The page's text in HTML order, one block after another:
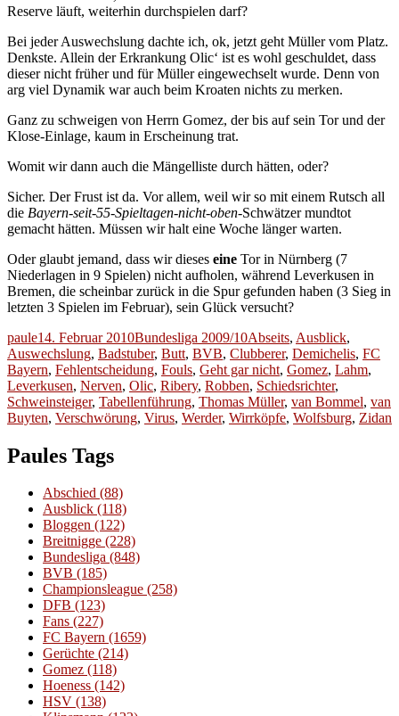
Reserve läuft, weiterhin durchspielen darf?
Bei jeder Auswechslung dachte ich, ok, jetzt geht Müller vom Platz.
Denkste. Allein der Erkrankung Olic‘ ist es wohl geschuldet, dass
dieser nicht früher und für Müller eingewechselt wurde. Denn von
arg viel Dynamik war auch beim Kroaten nichts zu merken.
Ganz zu schweigen von Herrn Gomez, der bis auf sein Tor und der
Klose-Einlage, kaum in Erscheinung trat.
Womit wir dann auch die Mängelliste durch hätten, oder?
Sicher. Der Frust ist da. Vor allem, weil wir so mit einem Rutsch all
die Bayern-seit-55-Spieltagen-nicht-oben-Schwätzer mundtot
gemacht hätten. Müssen wir halt eine Woche länger warten.
Oder glaubt jemand, dass wir dieses eine Tor in Nürnberg (7
Niederlagen in 9 Spielen) nicht aufholen, während Leverkusen in
Bremen, die scheinbar zurück in die Spur gefunden haben (3 Sieg in
letzten 3 Spielen im Februar), sein Glück versucht?
Autor
pauleVeröffentlicht
am
14. Februar 2010Kategorien
Bundesliga 2009/10Schlagwörter
Abseits, Ausblick,
Auswechslung, Badstuber, Butt, BVB, Clubberer, Demichelis, FC
Bayern, Fehlentscheidung, Fouls, Geht gar nicht, Gomez, Lahm,
Leverkusen, Nerven, Olic, Ribery, Robben, Schiedsrichter,
Schweinsteiger, Tabellenführung, Thomas Müller, van Bommel, van
Buyten, Verschwörung, Virus, Werder, Wirrköpfe, Wolfsburg, Zidan
Paules Tags
Abschied (88)
Ausblick (118)
Bloggen (122)
Breitnigge (228)
Bundesliga (848)
BVB (185)
Championsleague (258)
DFB (123)
Fans (227)
FC Bayern (1659)
Gerüchte (214)
Gomez (118)
Hoeness (142)
HSV (138)